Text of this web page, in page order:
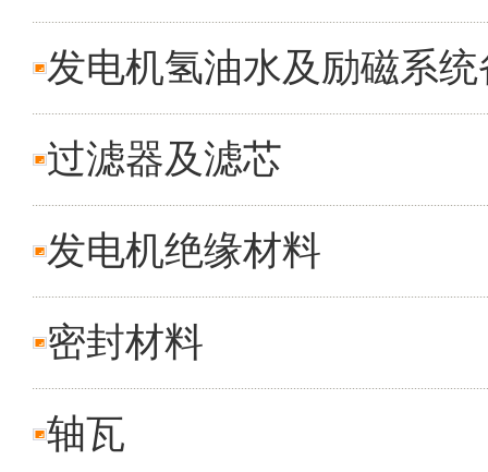
发电机氢油水及励磁系统
过滤器及滤芯
发电机绝缘材料
密封材料
轴瓦